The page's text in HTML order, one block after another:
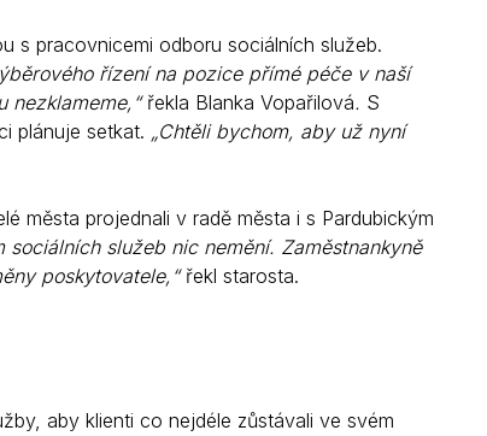
s pracovnicemi odboru sociálních služeb.
řízení na pozice přímé péče v naší
nezklameme,“ řekla Blanka Vopařilová. S
plánuje setkat. „Chtěli bychom, aby už nyní
města projednali v radě města i s Pardubickým
služeb nic nemění. Zaměstnankyně
poskytovatele,“ řekl starosta.
aby klienti co nejdéle zůstávali ve svém